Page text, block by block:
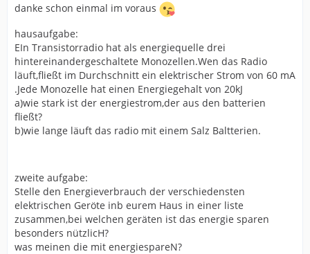
danke schon einmal im voraus
hausaufgabe:
EIn Transistorradio hat als energiequelle drei
hintereinandergeschaltete Monozellen.Wen das Radio
läuft,fließt im Durchschnitt ein elektrischer Strom von 60 mA
.Jede Monozelle hat einen Energiegehalt von 20kJ
a)wie stark ist der energiestrom,der aus den batterien
fließt?
b)wie lange läuft das radio mit einem Salz Baltterien.
zweite aufgabe:
Stelle den Energieverbrauch der verschiedensten
elektrischen Geröte inb eurem Haus in einer liste
zusammen,bei welchen geräten ist das energie sparen
besonders nützlicH?
was meinen die mit energiespareN?